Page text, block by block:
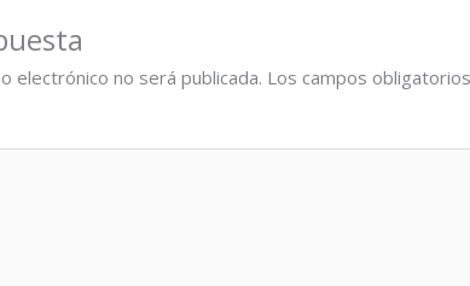
electrónico no será publicada. Los campos